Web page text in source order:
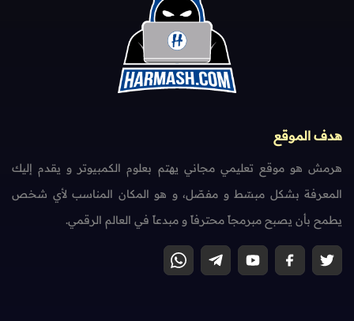
هدف الموقع
هرمش هو موقع تعليمي مجاني يهتم بعلوم الكمبيوتر و يقدم إليك
المعرفة بشكل مبسّط و مفصّل، و هو المكان المناسب لأي شخص
يطمح بأن يصبح مبرمجاً محترفاً و مبدعاً في العالم الرقمي.